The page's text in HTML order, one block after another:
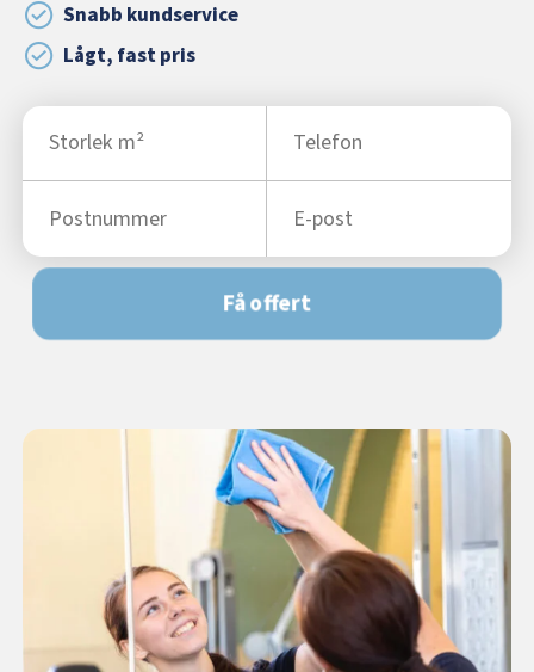
Snabb kundservice
Lågt, fast pris
Få offert